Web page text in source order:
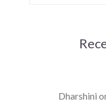
Dharshini